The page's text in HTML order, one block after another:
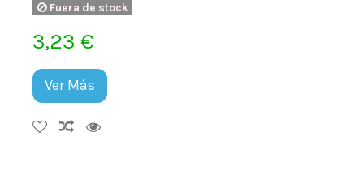
Fuera de stock
3,23 €
Ver Más